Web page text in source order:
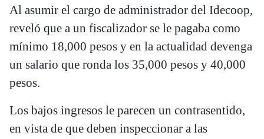
Al asumir el cargo de administrador del Idecoop,
reveló que a un fiscalizador se le pagaba como
mínimo 18,000 pesos y en la actualidad devenga
un salario que ronda los 35,000 pesos y 40,000
pesos.
Los bajos ingresos le parecen un contrasentido,
en vista de que deben inspeccionar a las